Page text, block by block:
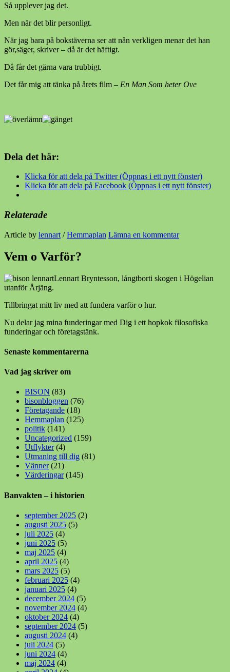
Så upplever jag det.
Men när det blir personligt.
När jag bara på bokstäverna ser att nån verkligen menar det han
gör,säger, skriver – då är det häftigt.
Då får det gärna vara trubbigt.
Det får mig att tänka på årets film – En Man Som heter Ove
Dela det här:
Klicka för att dela på Twitter (Öppnas i ett nytt fönster)
Klicka för att dela på Facebook (Öppnas i ett nytt fönster)
Relaterade
Article by lennart /Hemmaplan Lämna en kommentar
Vem o Varför?
Lennart Bryntesson, långtborti skogen i Högelian
utanför Årjäng.
Tillbringat mitt liv med att fundera varför o hur.
Nu delar jag mina funderingar med Dig i ett hopkok filosofiska
funderingar och företagstänk.
Senaste kommentarerna
Vad jag skriver om
BISON (83)
bisonbloggen (76)
Företagande (18)
Hemmaplan (125)
politik (141)
Uncategorized (159)
Utflykter(4)
Utmaning till dig (81)
Vänner(21)
Värderingar(145)
Banvakten – i historien
september 2025 (2)
augusti 2025 (5)
juli 2025 (4)
juni 2025 (5)
maj 2025 (4)
april 2025 (4)
mars 2025 (5)
februari 2025 (4)
januari 2025 (4)
december 2024 (5)
november 2024 (4)
oktober 2024 (4)
september 2024 (5)
augusti 2024 (4)
juli 2024 (5)
juni 2024 (4)
maj 2024 (4)